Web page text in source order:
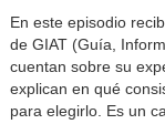
En este episodio
de GIAT (Guía,
cuentan sobre su
explican en qué
para elegirlo. Es un